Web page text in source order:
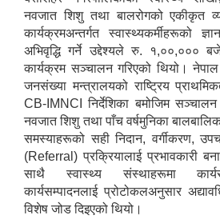
नवजात शिशु तथा बालरोगको एकीकृत
कार्यक्रमअन्तर्गत स्वास्थ्यकर्मीहरूको
अभिवृद्धि गर्ने उद्देश्यले रु. १,००,०००
कार्यक्रम सञ्चालन गरिएको थियो।
जनसंख्या मन्त्रालयको राष्ट्रिय
CB-IMNCI निर्देशिका बमोजिम
नवजात शिशु तथा पाँच वर्षमुनिका
समस्याहरूको सही निदान, वर्गीकरण,
(Referral) प्रक्रियालाई प्रभावकारी
साथै स्वास्थ्य संस्थाहरूमा
कार्यसम्पादनलाई प्रोटोकलअनुसार
विशेष जोड दिइएको थियो।